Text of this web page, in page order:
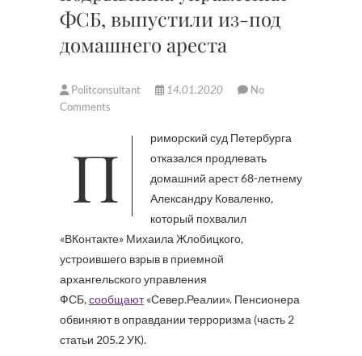
ФСБ, выпустили из-под
домашнего ареста
Politconsultant 14.01.2020
No
Comments
Приморский суд Петербурга
отказался продлевать
домашний арест 68-летнему
Александру Коваленко,
который похвалил
«ВКонтакте» Михаила Жлобицкого,
устроившего взрыв в приемной
архангельского управления
ФСБ,сообщают«Север.Реалии». Пенсионера
обвиняют в оправдании терроризма (часть 2
статьи 205.2 УК).